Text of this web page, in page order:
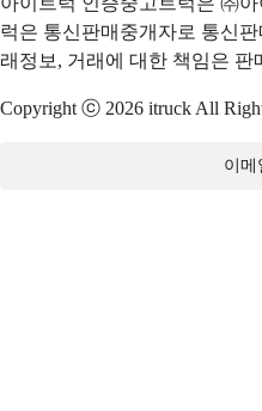
럭은 통신판매중개자로 통신
래정보, 거래에 대한 책임은 판
Copyright ⓒ 2026 itruck All
이메